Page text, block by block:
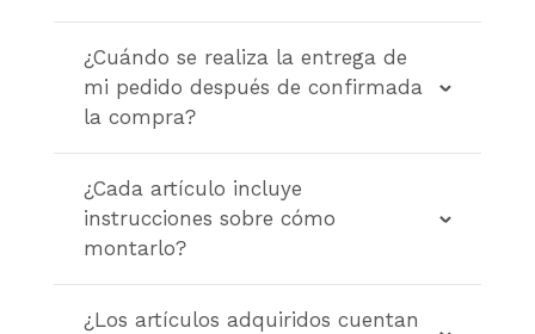
¿Cuándo se realiza la entrega de
mi pedido después de confirmada
la compra?
¿Cada artículo incluye
instrucciones sobre cómo
montarlo?
¿Los artículos adquiridos cuentan